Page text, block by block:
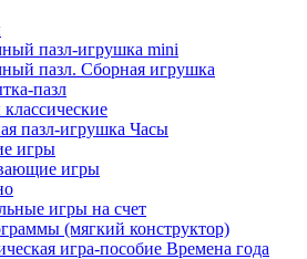
пазл-игрушка mini
пазл. Сборная игрушка
пазл
пазл-игрушка Часы
игры
игры
игры на счет
(мягкий конструктор)
игра-пособие Времена года